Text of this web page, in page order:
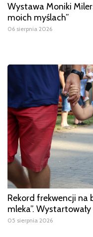
Wystawa Moniki
moich myślach”
06 sierpnia 2026
Rekord frekwencji na
mleka”.
05 sierpnia 2026